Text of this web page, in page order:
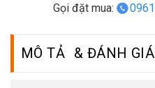
Gọi đặt mua:
MÔ TẢ